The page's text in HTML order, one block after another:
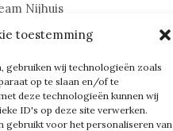
toestemming
gebruiken wij technologieën zoals
op te slaan en/of te
deze technologieën kunnen wij
ID's op deze site verwerken.
gebruikt voor het personaliseren van
Nijhuis